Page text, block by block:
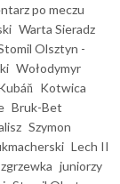
po meczu
Warta Sieradz
Olsztyn -
Wołodymyr
Kotwica
Bruk-Bet
Szymon
Lech II
juniorzy